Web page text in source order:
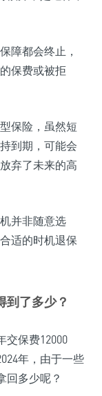
障都会终止，
保费或被拒
保险，虽然短
到期，可能会
弃了未来的高
并非随意选
适的时机退保
到了多少？
交保费12000
年，由于一些
回多少呢？